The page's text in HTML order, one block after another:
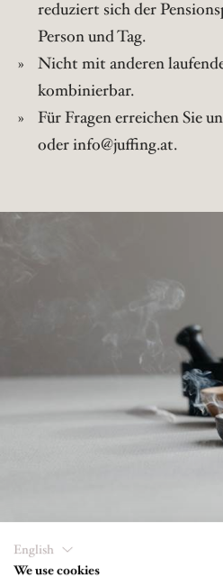
reduziert sich der
Person und Tag.
Nicht mit anderen
kombinierbar.
Für Fragen erreichen Sie
oder info@juffing.at.
English
We use cookies